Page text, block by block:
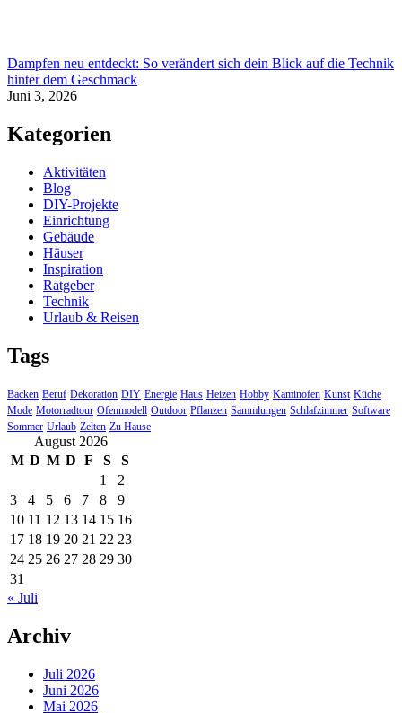
Dampfen neu entdeckt: So verändert sich dein Blick auf die Technik
hinter dem Geschmack
Juni 3, 2026
Kategorien
Aktivitäten
Blog
DIY-Projekte
Einrichtung
Gebäude
Häuser
Inspiration
Ratgeber
Technik
Urlaub & Reisen
Tags
Backen Beruf Dekoration DIY Energie Haus Heizen Hobby Kaminofen Kunst Küche
Mode Motorradtour Ofenmodell Outdoor Pflanzen Sammlungen Schlafzimmer Software
Sommer Urlaub Zelten Zu Hause
August 2026
M D M D F S
S
1
2
3
4 5 6 7 8
9
10 11 12 13 14 15 16
17 18 19 20 21 22 23
24 25 26 27 28 29 30
31
« Juli
Archiv
Juli 2026
Juni 2026
Mai 2026